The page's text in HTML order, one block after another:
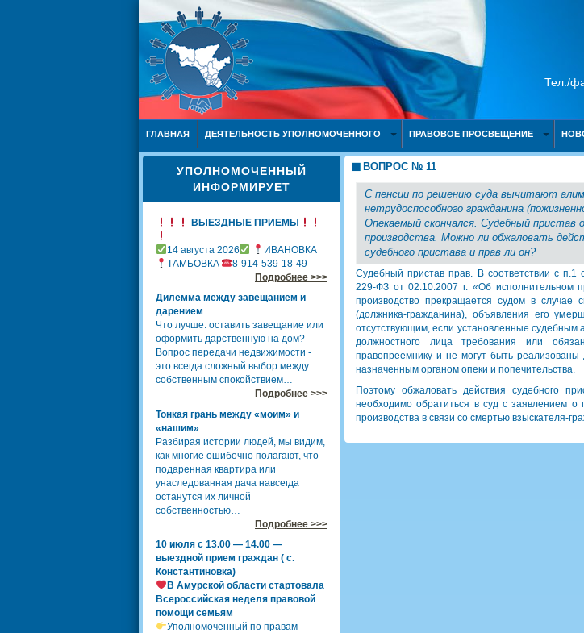
Тел./
ГЛАВНАЯ ДЕЯТЕЛЬНОСТЬ УПОЛНОМОЧЕННОГО ПРАВОВОЕ ПРОСВЕЩЕНИЕ
УПОЛНОМОЧЕННЫЙ
ИНФОРМИРУЕТ
ВЫЕЗДНЫЕ ПРИЕМЫ
14 августа 2026
ИВАНОВКА
ТАМБОВКА
8-914-539-18-49
Подробнее >>>
Дилемма между завещанием и
дарением
Что лучше: оставить завещание или
оформить дарственную на дом?
Вопрос передачи недвижимости -
это всегда сложный выбор между
собственным спокойствием…
Подробнее >>>
Тонкая грань между «моим» и
«нашим»
Разбирая истории людей, мы видим,
как многие ошибочно полагают, что
подаренная квартира или
унаследованная дача навсегда
останутся их личной
собственностью…
Подробнее >>>
10 июля с 13.00 — 14.00 —
выездной прием граждан ( с.
Константиновка)
В Амурской области стартовала
Всероссийская неделя правовой
помощи семьям
Уполномоченный по правам
ВОПРОС № 11
С пенсии по решению суда вычитают
нетрудоспособного гражданина
Опекаемый скончался. Судебный пристав
производства. Можно ли обжаловать
судебного пристава и прав ли он?
Судебный пристав прав. В соответствии с п.1
229-ФЗ от 02.10.2007 г. «Об исполнительном
производство прекращается судом в случае
(должника-гражданина), объявления его
отсутствующим, если установленные судебным
должностного лица требования или
правопреемнику и не могут быть
назначенным органом опеки и попечительства.
Поэтому обжаловать действия судебного
необходимо обратиться в суд с заявлением о
производства в связи со смертью взыскателя-